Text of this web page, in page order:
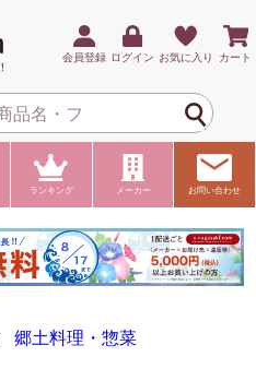
会員登録 ログイン お気に入り カート
ランキング メーカー お問い合わせ
郷土料理・惣菜